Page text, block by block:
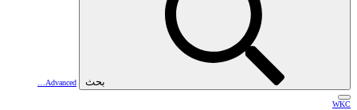
بحث Advanced…
WKC